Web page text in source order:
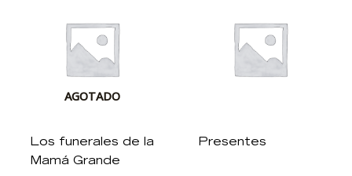
AGOTADO
Los funerales de la
Mamá Grande
Presentes